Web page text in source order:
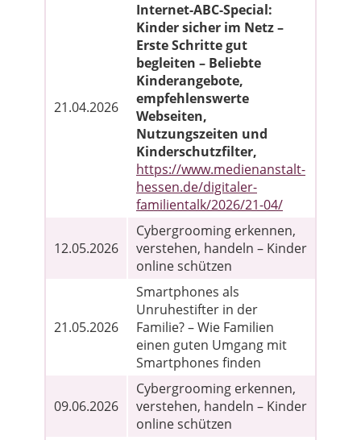
21.04.2026
Internet-ABC-Special:
Kinder sicher im Netz –
Erste Schritte gut
begleiten – Beliebte
Kinderangebote,
empfehlenswerte
Webseiten,
Nutzungszeiten und
Kinderschutzfilter,
https://www.medienanstalt-
hessen.de/digitaler-
familientalk/2026/21-04/
12.05.2026
Cybergrooming erkennen,
verstehen, handeln – Kinder
online schützen
21.05.2026
Smartphones als
Unruhestifter in der
Familie? – Wie Familien
einen guten Umgang mit
Smartphones finden
09.06.2026
Cybergrooming erkennen,
verstehen, handeln – Kinder
online schützen